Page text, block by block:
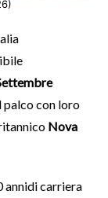
palco con loro
Nova
annidi carriera